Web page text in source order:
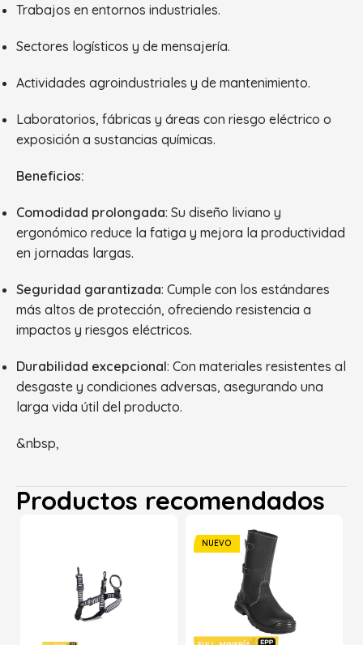
Trabajos en entornos industriales.
Sectores logísticos y de mensajería.
Actividades agroindustriales y de mantenimiento.
Laboratorios, fábricas y áreas con riesgo eléctrico o
exposición a sustancias químicas.
Beneficios:
Comodidad prolongada: Su diseño liviano y
ergonómico reduce la fatiga y mejora la productividad
en jornadas largas.
Seguridad garantizada: Cumple con los estándares
más altos de protección, ofreciendo resistencia a
impactos y riesgos eléctricos.
Durabilidad excepcional: Con materiales resistentes al
desgaste y condiciones adversas, asegurando una
larga vida útil del producto.
&nbsp,
Productos recomendados
NUEVO